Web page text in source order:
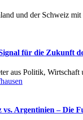
und der Schweiz
für die Zukunft
aus Politik,
Argentinien – Die